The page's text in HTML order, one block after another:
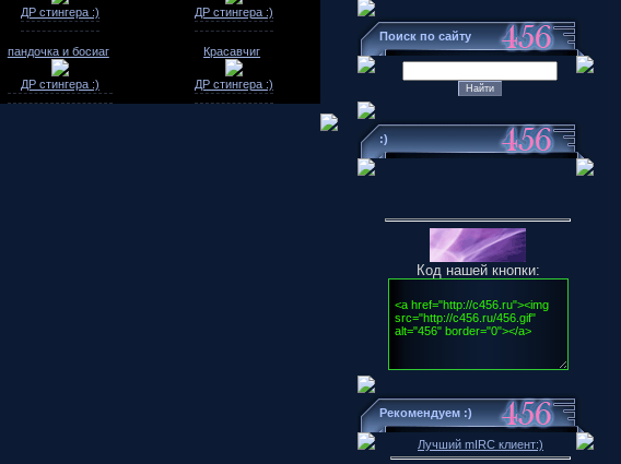
ДР стингера :) ДР стингера :)
пандочка и босиаг
ДР стингера :)
Красавчиг
ДР стингера :)
Поиск по сайту
:)
Код нашей кнопки:
Рекомендуем :)
Лучший mIRC клиент:)